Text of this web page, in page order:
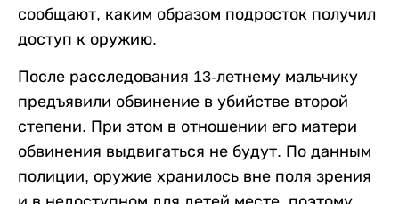
сообщают, каким образом подросток получил
доступ к оружию.
После расследования 13-летнему мальчику
предъявили обвинение в убийстве второй
степени. При этом в отношении его матери
обвинения выдвигаться не будут. По данным
полиции, оружие хранилось вне поля зрения